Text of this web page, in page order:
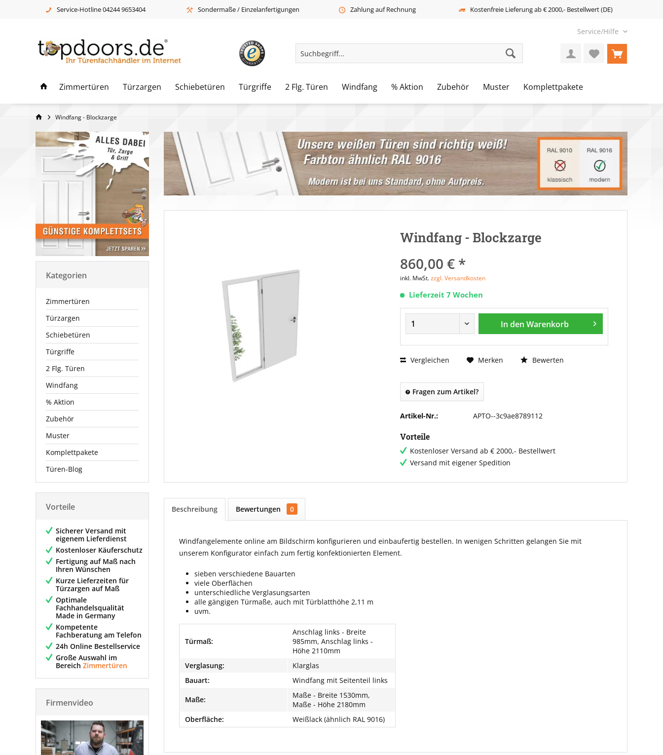
Service-Hotline 04244 9653404 Sondermaße / Einzelanfertigungen Zahlung auf Rechnung Kostenfreie Lieferung ab € 2000,- Bestellwert (DE)
Service/Hilfe
Zimmertüren Türzargen Schiebetüren Türgriffe 2 Flg. Türen Windfang % Aktion Zubehör Muster Komplettpakete
Windfang - Blockzarge
Kategorien
Zimmertüren
Türzargen
Schiebetüren
Türgriffe
2 Flg. Türen
Windfang
% Aktion
Zubehör
Muster
Komplettpakete
Türen-Blog
Vorteile
Sicherer Versand mit
eigenem Lieferdienst
Kostenloser Käuferschutz
Fertigung auf Maß nach
Ihren Wünschen
Kurze Lieferzeiten für
Türzargen auf Maß
Optimale
Fachhandelsqualität
Made in Germany
Kompetente
Fachberatung am Telefon
24h Online Bestellservice
Große Auswahl im
Bereich Zimmertüren
Firmenvideo
Windfang - Blockzarge
860,00 € *
inkl. MwSt.zzgl. Versandkosten
Lieferzeit 7 Wochen
In den Warenkorb
Vergleichen Merken Bewerten
Fragen zum Artikel?
Artikel-Nr.: APTO--3c9ae8789112
Vorteile
Kostenloser Versand ab € 2000,- Bestellwert
Versand mit eigener Spedition
Beschreibung Bewertungen 0
Windfangelemente online am Bildschirm konfigurieren und einbaufertig bestellen. In wenigen Schritten gelangen Sie mit
unserem Konfigurator einfach zum fertig konfektionierten Element.
sieben verschiedene Bauarten
viele Oberflächen
unterschiedliche Verglasungsarten
alle gängigen Türmaße, auch mit Türblatthöhe 2,11 m
uvm.
Türmaß:
Anschlag links - Breite
985mm, Anschlag links -
Höhe 2110mm
Verglasung:
Klarglas
Bauart:
Windfang mit Seitenteil links
Maße:
Maße - Breite 1530mm,
Maße - Höhe 2180mm
Oberfläche:
Weißlack (ähnlich RAL 9016)